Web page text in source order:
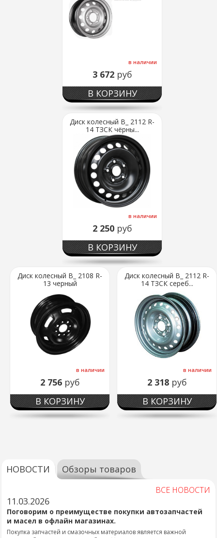
в наличии
3 672 руб
В КОРЗИНУ
Диск колесный В_ 2112 R-
14 ТЗСК чёрны...
в наличии
2 250 руб
В КОРЗИНУ
Диск колесный В_ 2108 R-
13 черный
в наличии
2 756 руб
В КОРЗИНУ
Диск колесный В_ 2112 R-
14 ТЗСК сереб...
в наличии
2 318 руб
В КОРЗИНУ
НОВОСТИ Обзоры товаров
ВСЕ НОВОСТИ
11.03.2026
Поговорим о преимуществе покупки автозапчастей
и масел в офлайн магазинах.
Покупка запчастей и смазочных материалов является важной